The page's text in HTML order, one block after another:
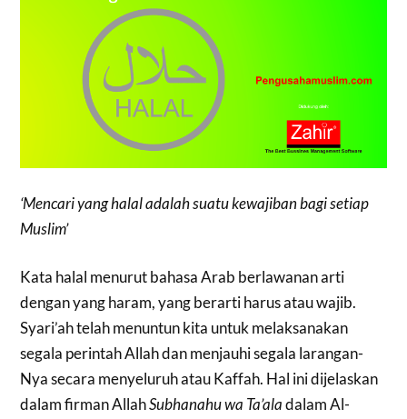
‘Mencari yang halal adalah suatu kewajiban bagi setiap
Muslim’
Kata halal menurut bahasa Arab berlawanan arti
dengan yang haram, yang berarti harus atau wajib.
Syari’ah telah menuntun kita untuk melaksanakan
segala perintah Allah dan menjauhi segala larangan-
Nya secara menyeluruh atau Kaffah. Hal ini dijelaskan
dalam firman AllahSubhanahu wa Ta’aladalam Al-